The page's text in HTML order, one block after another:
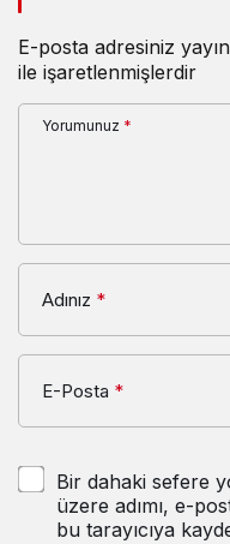
E-posta adresiniz
ile işaretlenmişlerdir
Yorumunuz *
Adınız *
E-Posta *
Bir dahaki sefere
üzere adımı, e-
bu tarayıcıya